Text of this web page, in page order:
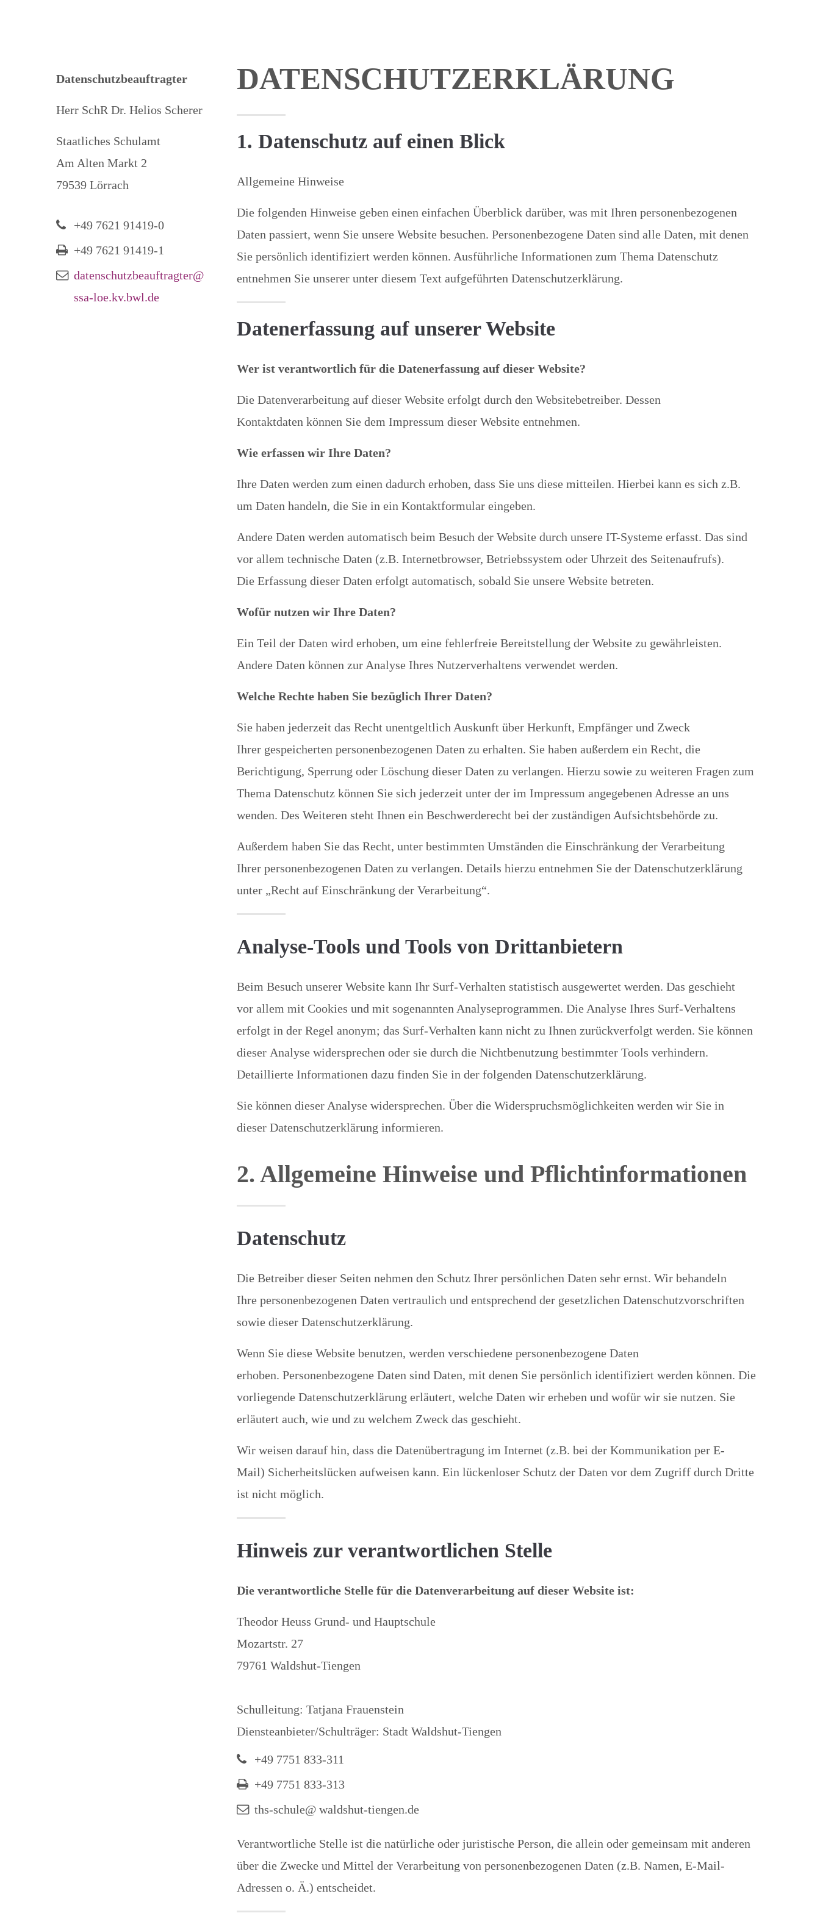
Datenschutzbeauftragter
Herr SchR Dr. Helios Scherer
Staatliches Schulamt
Am Alten Markt 2
79539 Lörrach
+49 7621 91419-0
+49 7621 91419-1
datenschutzbeauftragter@
ssa-loe.kv.bwl.de
DATENSCHUTZERKLÄRUNG
1. Datenschutz auf einen Blick
Allgemeine Hinweise
Die folgenden Hinweise geben einen einfachen Überblick darüber, was mit Ihren personenbezogenen
Daten passiert, wenn Sie unsere Website besuchen. Personenbezogene Daten sind alle Daten, mit denen
Sie persönlich identifiziert werden können. Ausführliche Informationen zum Thema Datenschutz
entnehmen Sie unserer unter diesem Text aufgeführten Datenschutzerklärung.
Datenerfassung auf unserer Website
Wer ist verantwortlich für die Datenerfassung auf dieser Website?
Die Datenverarbeitung auf dieser Website erfolgt durch den Websitebetreiber. Dessen
Kontaktdaten können Sie dem Impressum dieser Website entnehmen.
Wie erfassen wir Ihre Daten?
Ihre Daten werden zum einen dadurch erhoben, dass Sie uns diese mitteilen. Hierbei kann es sich z.B.
um Daten handeln, die Sie in ein Kontaktformular eingeben.
Andere Daten werden automatisch beim Besuch der Website durch unsere IT-Systeme erfasst. Das sind
vor allem technische Daten (z.B. Internetbrowser, Betriebssystem oder Uhrzeit des Seitenaufrufs).
Die Erfassung dieser Daten erfolgt automatisch, sobald Sie unsere Website betreten.
Wofür nutzen wir Ihre Daten?
Ein Teil der Daten wird erhoben, um eine fehlerfreie Bereitstellung der Website zu gewährleisten.
Andere Daten können zur Analyse Ihres Nutzerverhaltens verwendet werden.
Welche Rechte haben Sie bezüglich Ihrer Daten?
Sie haben jederzeit das Recht unentgeltlich Auskunft über Herkunft, Empfänger und Zweck
Ihrer gespeicherten personenbezogenen Daten zu erhalten. Sie haben außerdem ein Recht, die
Berichtigung, Sperrung oder Löschung dieser Daten zu verlangen. Hierzu sowie zu weiteren Fragen zum
Thema Datenschutz können Sie sich jederzeit unter der im Impressum angegebenen Adresse an uns
wenden. Des Weiteren steht Ihnen ein Beschwerderecht bei der zuständigen Aufsichtsbehörde zu.
Außerdem haben Sie das Recht, unter bestimmten Umständen die Einschränkung der Verarbeitung
Ihrer personenbezogenen Daten zu verlangen. Details hierzu entnehmen Sie der Datenschutzerklärung
unter „Recht auf Einschränkung der Verarbeitung“.
Analyse-Tools und Tools von Drittanbietern
Beim Besuch unserer Website kann Ihr Surf-Verhalten statistisch ausgewertet werden. Das geschieht
vor allem mit Cookies und mit sogenannten Analyseprogrammen. Die Analyse Ihres Surf-Verhaltens
erfolgt in der Regel anonym; das Surf-Verhalten kann nicht zu Ihnen zurückverfolgt werden. Sie können
dieser Analyse widersprechen oder sie durch die Nichtbenutzung bestimmter Tools verhindern.
Detaillierte Informationen dazu finden Sie in der folgenden Datenschutzerklärung.
Sie können dieser Analyse widersprechen. Über die Widerspruchsmöglichkeiten werden wir Sie in
dieser Datenschutzerklärung informieren.
2. Allgemeine Hinweise und Pflichtinformationen
Datenschutz
Die Betreiber dieser Seiten nehmen den Schutz Ihrer persönlichen Daten sehr ernst. Wir behandeln
Ihre personenbezogenen Daten vertraulich und entsprechend der gesetzlichen Datenschutzvorschriften
sowie dieser Datenschutzerklärung.
Wenn Sie diese Website benutzen, werden verschiedene personenbezogene Daten
erhoben. Personenbezogene Daten sind Daten, mit denen Sie persönlich identifiziert werden können. Die
vorliegende Datenschutzerklärung erläutert, welche Daten wir erheben und wofür wir sie nutzen. Sie
erläutert auch, wie und zu welchem Zweck das geschieht.
Wir weisen darauf hin, dass die Datenübertragung im Internet (z.B. bei der Kommunikation per E-
Mail) Sicherheitslücken aufweisen kann. Ein lückenloser Schutz der Daten vor dem Zugriff durch Dritte
ist nicht möglich.
Hinweis zur verantwortlichen Stelle
Die verantwortliche Stelle für die Datenverarbeitung auf dieser Website ist:
Theodor Heuss Grund- und Hauptschule
Mozartstr. 27
79761 Waldshut-Tiengen
Schulleitung: Tatjana Frauenstein
Diensteanbieter/Schulträger: Stadt Waldshut-Tiengen
+49 7751 833-311
+49 7751 833-313
ths-schule@ waldshut-tiengen.de
Verantwortliche Stelle ist die natürliche oder juristische Person, die allein oder gemeinsam mit anderen
über die Zwecke und Mittel der Verarbeitung von personenbezogenen Daten (z.B. Namen, E-Mail-
Adressen o. Ä.) entscheidet.